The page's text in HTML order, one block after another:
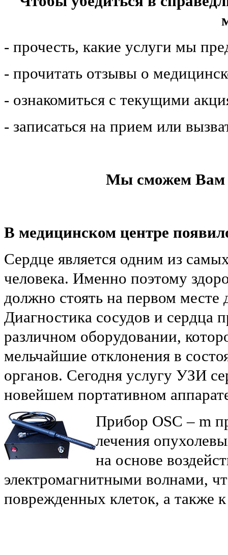
- прочесть, какие услуги мы
- прочитать отзывы о
- ознакомиться с текущими
- записаться на прием или
Мы сможем Вам
В медицинском центре
Сердце является одним из
человека. Именно поэтому
должно стоять на первом месте
Диагностика сосудов и сердца
различном оборудовании,
мельчайшие отклонения в
органов. Сегодня услугу УЗИ
новейшем портативном
Прибор OSC – m
лечения
на основе
электромагнитными волнами,
поврежденных клеток, а также